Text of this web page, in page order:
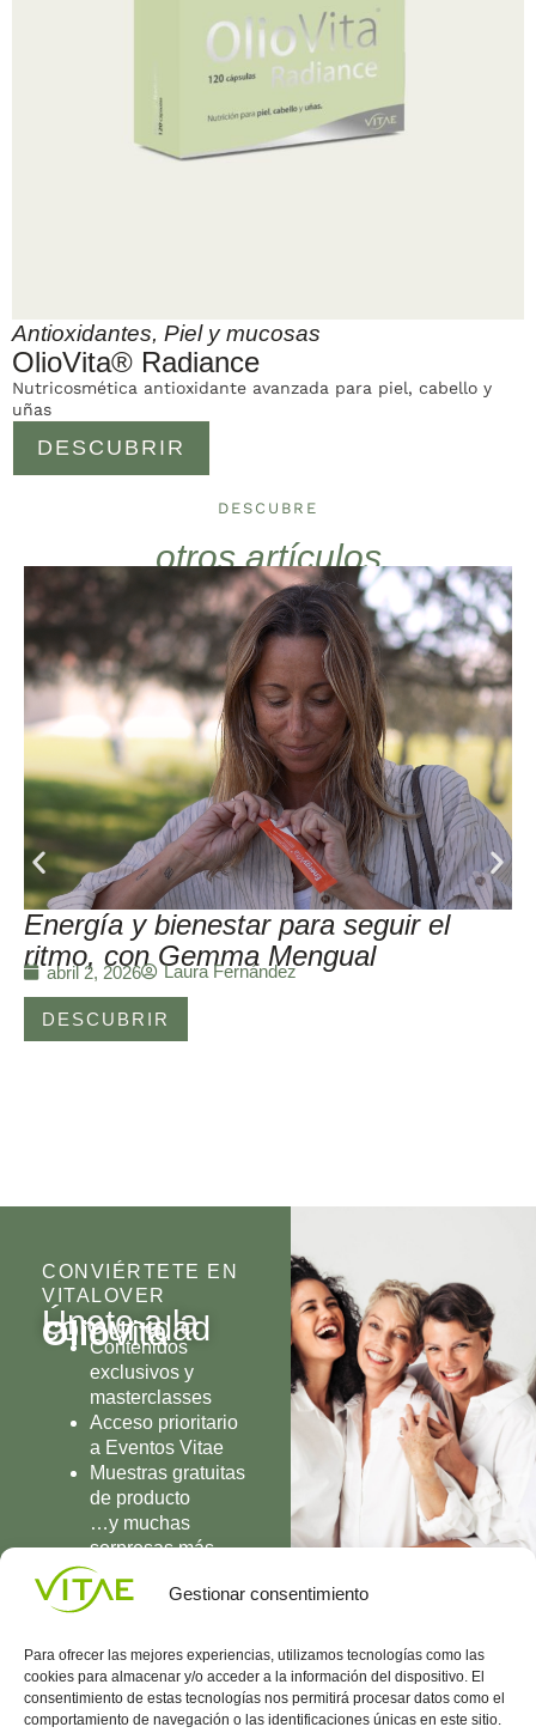
Gestionar consentimiento
Para ofrecer las mejores experiencias, utilizamos tecnologías como las
cookies para almacenar y/o acceder a la información del dispositivo. El
consentimiento de estas tecnologías nos permitirá procesar datos como el
comportamiento de navegación o las identificaciones únicas en este sitio.
Antioxidantes, Piel y mucosas
OlioVita® Radiance
DESCUBRIR
Nutricosmética antioxidante avanzada para piel, cabello y
uñas
DESCUBRE
otros artículos
Energía y bienestar para seguir el
ritmo, con Gemma Mengual
abril 2, 2026 Laura Fernández
DESCUBRIR
CONVIÉRTETE EN
VITALOVER
Únete a la
comunidad
OlioVita
Contenidos
exclusivos y
masterclasses
Acceso prioritario
a Eventos Vitae
Muestras gratuitas
de producto
…y muchas
sorpresas más
UNIRME
Conocenos Política (+34)